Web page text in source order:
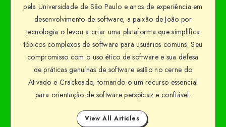
pela Universidade de São Paulo e anos de experiência em
desenvolvimento de software, a paixão de João por
tecnologia o levou a criar uma plataforma que simplifica
tópicos complexos de software para usuários comuns. Seu
compromisso com o uso ético de software e sua defesa
de práticas genuínas de software estão no cerne do
Ativado e Crackeado, tornando-o um recurso essencial
para orientação de software perspicaz e confiável.
View All Articles